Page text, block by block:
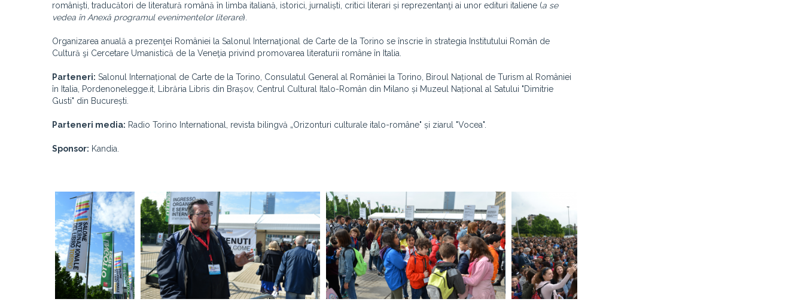
românişti, traducători de literatură română în limba italiană, istorici, jurnaliști, critici literari și reprezentanţi ai unor edituri italiene (a se
vedea în Anexă programul evenimentelor literare).
Organizarea anuală a prezenţei României la Salonul Internaţional de Carte de la Torino se înscrie în strategia Institutului Român de
Cultură şi Cercetare Umanistică de la Veneţia privind promovarea literaturii române în Italia.
Parteneri: Salonul Internațional de Carte de la Torino, Consulatul General al României la Torino,
Biroul Național de Turism al României
în Italia, Pordenonelegge.it, Librăria Libris din Brașov, Centrul Cultural Italo-Român din Milano și Muzeul Național al Satului "Dimitrie
Gusti" din București.
Parteneri media: Radio Torino International, revista bilingvă „Orizonturi culturale italo-române" și ziarul "Vocea".
Sponsor: Kandia.